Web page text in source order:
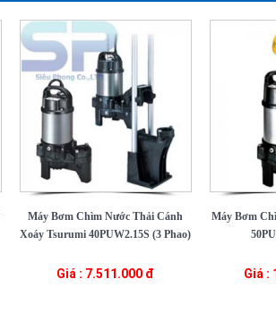
Máy Bơm Chìm Nước Thải Cánh
Xoáy Tsurumi 40PUW2.15S (3 Phao)
Giá : 7.511.000 đ
Máy Bơm
Giá :